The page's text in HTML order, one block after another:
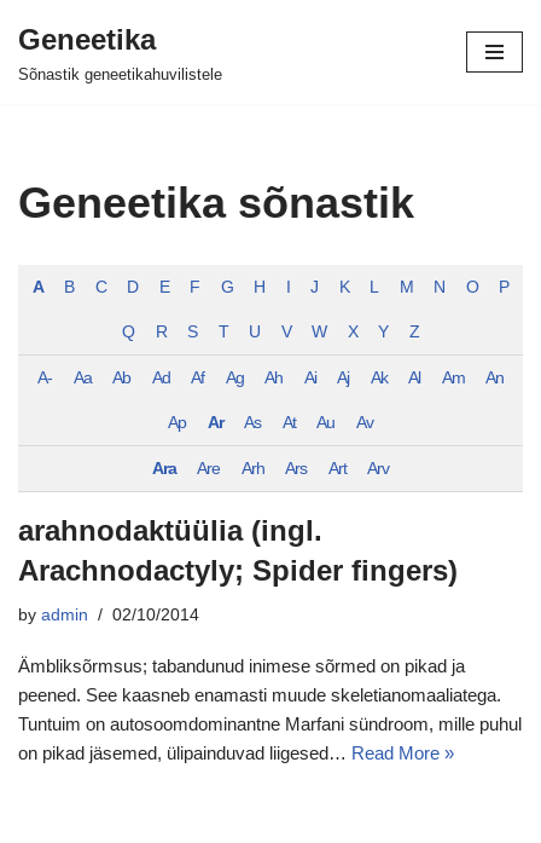
Skip
Geneetika
Sõnastik geneetikahuvilistele
Geneetika sõnastik
A B C D E F G H J K L M N O P
Q R S T U V W X Y Z
A- Aa Ab Ad Af Ag Ah Ai Aj Ak Al Am An
Ap Ar As At Au Av
Ara Are Arh Ars Art Arv
arahnodaktüülia (ingl.
Arachnodactyly; Spider fingers)
by admin 02/10/2014
Ämbliksõrmsus; tabandunud inimese sõrmed on pikad ja
peened. See kaasneb enamasti muude skeletianomaaliatega.
Tuntuim on autosoomdominantne Marfani sündroom, mille puhul
on pikad jäsemed, ülipainduvad liigesed… Read More »